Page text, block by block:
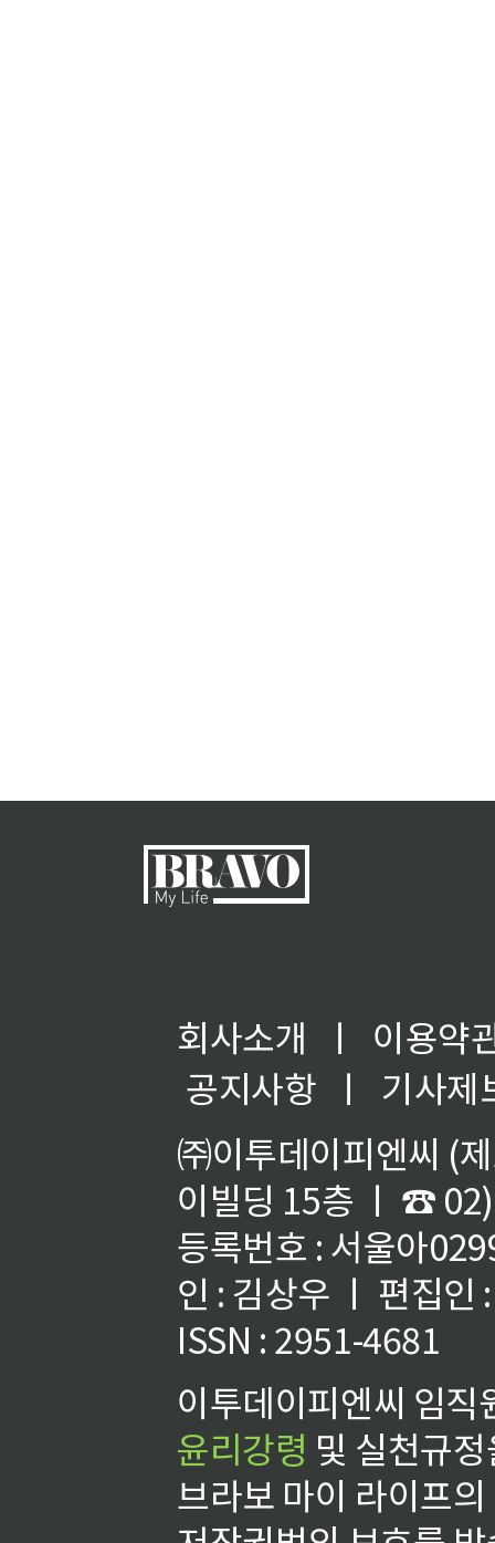
회사소개 ㅣ
이용약
공지사항
ㅣ
기사제
㈜이투데이피엔씨 (
이빌딩 15층 ㅣ ☎
등록번호 : 서울아
인 : 김상우 ㅣ 편집인
ISSN : 2951-4681
이투데이피엔씨 임
윤리강령 및 실천규
브라보 마이 라이프